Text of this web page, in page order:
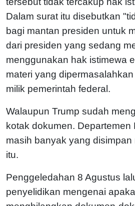
Dalam surat itu disebutkan
bagi mantan presiden untuk
dari presiden yang sedang
menggunakan hak istimewa
materi yang
milik pemerintah federal.
Walaupun Trump sudah
kotak dokumen. Departemen
masih banyak yang
itu.
Penggeledahan 8 Agustus
penyelidikan mengenai